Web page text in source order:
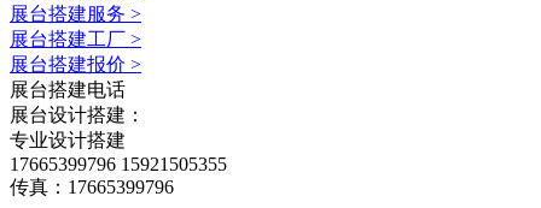
展台搭建服务 >
展台搭建工厂 >
展台搭建报价 >
展台搭建电话
展台设计搭建：
专业设计搭建
17665399796 15921505355
传真：17665399796